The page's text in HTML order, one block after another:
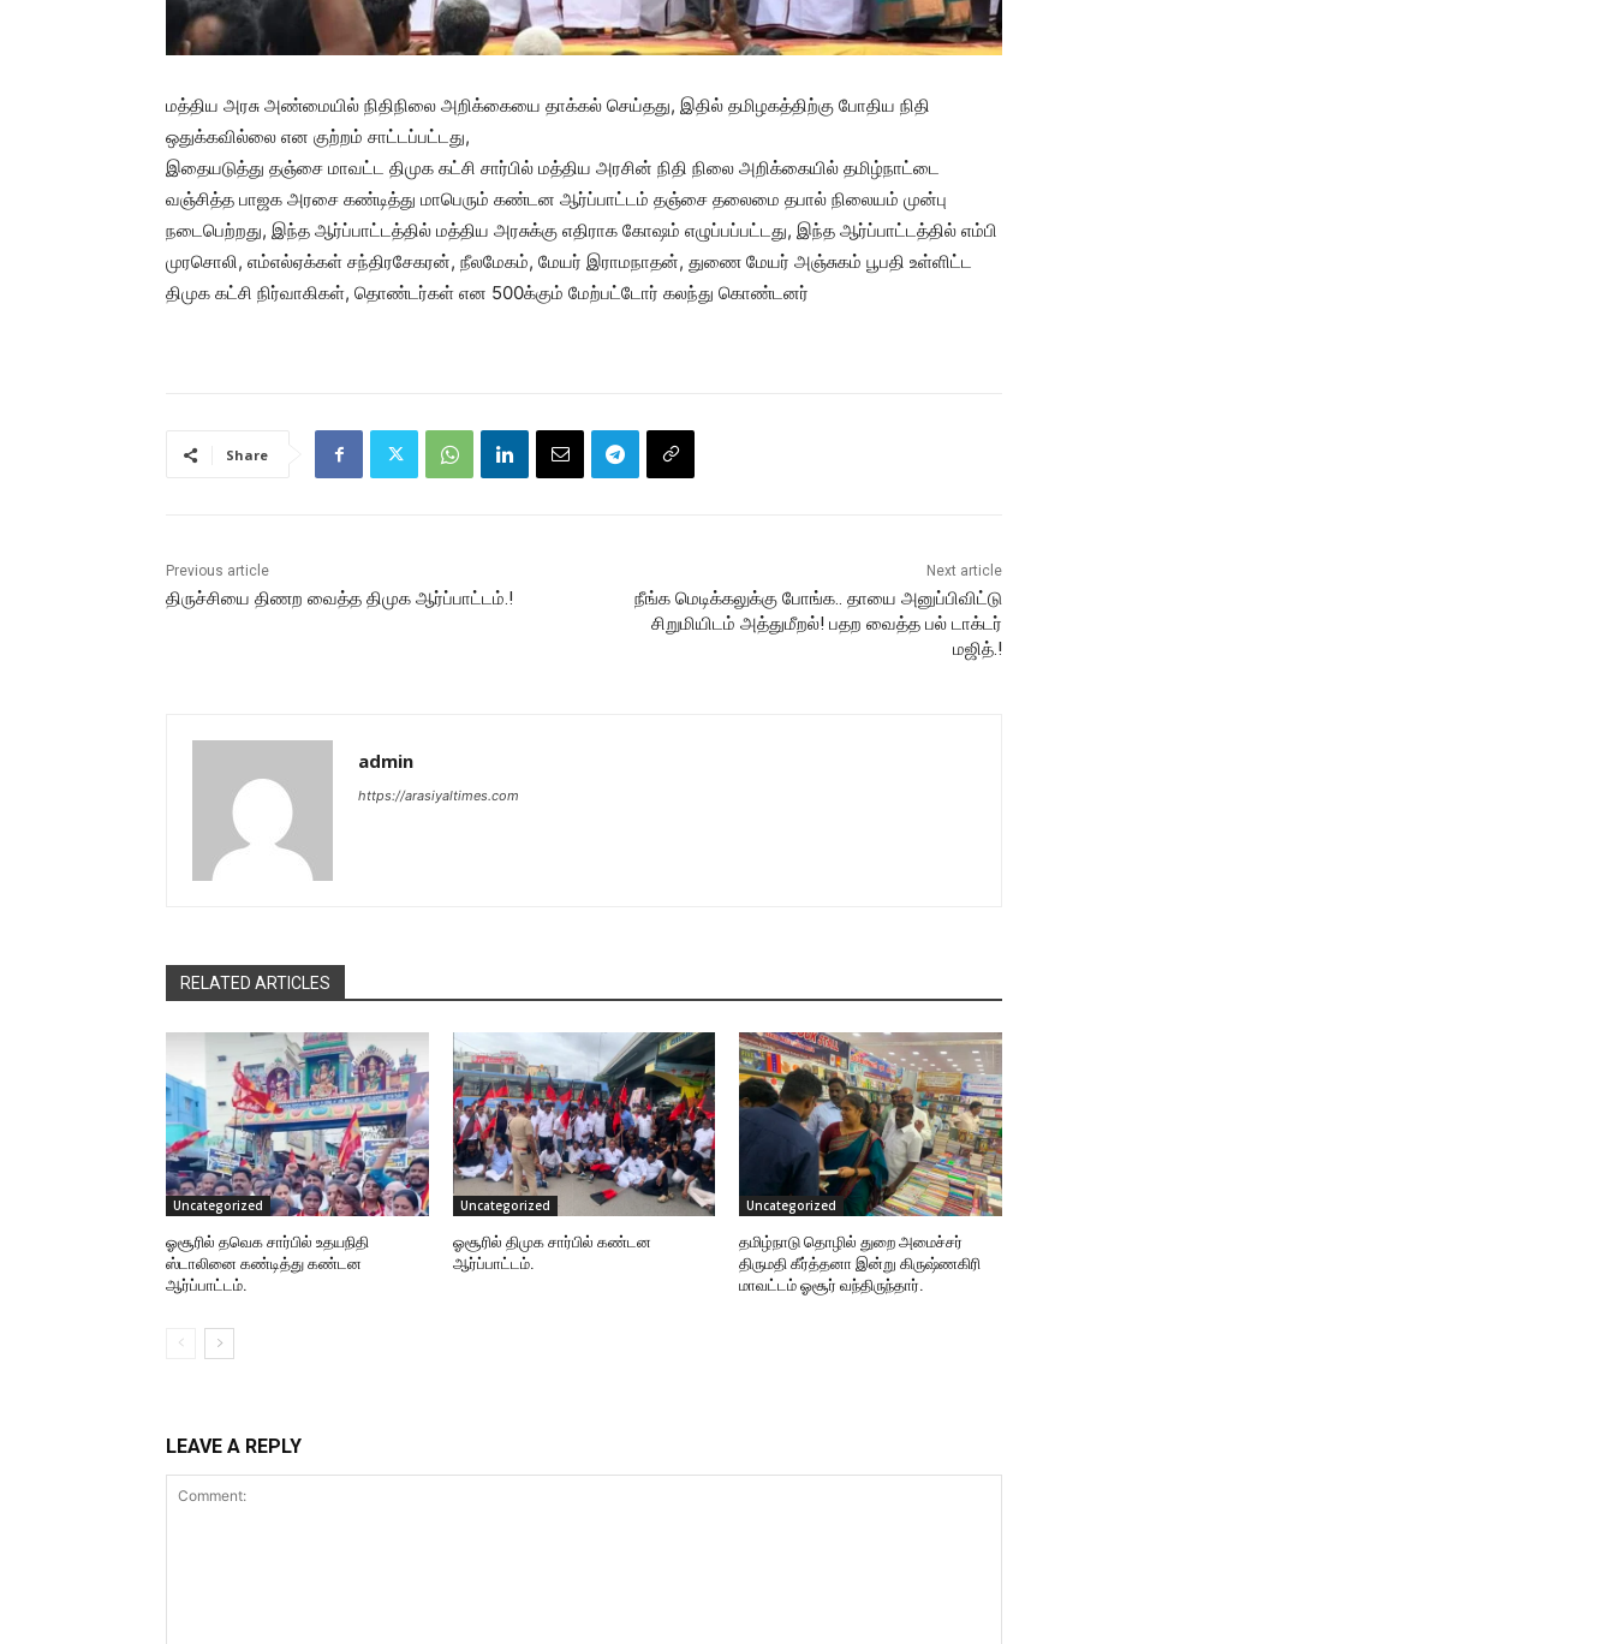
மத்திய அரசு அண்மையில் நிதிநிலை அறிக்கையை தாக்கல் செய்தது, இதில் தமிழகத்திற்கு போதிய நிதி
ஒதுக்கவில்லை என குற்றம் சாட்டப்பட்டது,
இதையடுத்து தஞ்சை மாவட்ட திமுக கட்சி சார்பில் மத்திய அரசின் நிதி நிலை அறிக்கையில் தமிழ்நாட்டை
வஞ்சித்த பாஜக அரசை கண்டித்து மாபெரும் கண்டன ஆர்ப்பாட்டம் தஞ்சை தலைமை தபால் நிலையம் முன்பு
நடைபெற்றது, இந்த ஆர்ப்பாட்டத்தில் மத்திய அரசுக்கு எதிராக கோஷம் எழுப்பப்பட்டது, இந்த ஆர்ப்பாட்டத்தில் எம்பி
முரசொலி, எம்எல்ஏக்கள் சந்திரசேகரன், நீலமேகம், மேயர் இராமநாதன், துணை மேயர் அஞ்சுகம் பூபதி உள்ளிட்ட
திமுக கட்சி நிர்வாகிகள், தொண்டர்கள் என 500க்கும் மேற்பட்டோர் கலந்து கொண்டனர்
Share
Previous article
திருச்சியை திணற வைத்த திமுக ஆர்ப்பாட்டம்.!
Next article
நீங்க மெடிக்கலுக்கு போங்க.. தாயை அனுப்பிவிட்டு
சிறுமியிடம் அத்துமீறல்! பதற வைத்த பல் டாக்டர்
மஜித்.!
admin
https://arasiyaltimes.com
RELATED ARTICLES
Uncategorized
ஓசூரில் தவெக சார்பில் உதயநிதி
ஸ்டாலினை கண்டித்து கண்டன
ஆர்ப்பாட்டம்.
Uncategorized
ஓசூரில் திமுக சார்பில் கண்டன
ஆர்ப்பாட்டம்.
Uncategorized
தமிழ்நாடு தொழில் துறை அமைச்சர்
திருமதி கீர்த்தனா இன்று கிருஷ்ணகிரி
மாவட்டம் ஓசூர் வந்திருந்தார்.
LEAVE A REPLY